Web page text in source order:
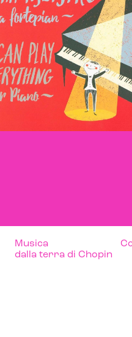
Musica
dalla terra di Chopin